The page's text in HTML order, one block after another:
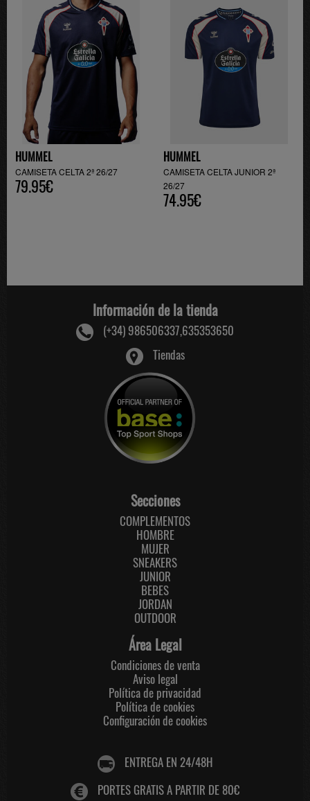
HUMMEL
CAMISETA CELTA 2ª 26/27
79.95€
HUMMEL
CAMISETA CELTA JUNIOR 2ª
26/27
74.95€
Información de la tienda
(+34) 986506337,635353650
Tiendas
Secciones
COMPLEMENTOS
HOMBRE
MUJER
SNEAKERS
JUNIOR
BEBES
JORDAN
OUTDOOR
Área Legal
Condiciones de venta
Aviso legal
Política de privacidad
Política de cookies
Configuración de cookies
ENTREGA EN 24/48H
PORTES GRATIS A PARTIR DE 80€